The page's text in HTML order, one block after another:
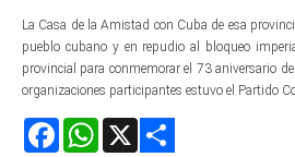
La Casa de la Amistad con Cuba de esa
pueblo cubano y en repudio al bloqueo
provincial para conmemorar el 73 aniversario
organizaciones participantes estuvo el Partido
FacebookWhatsApp